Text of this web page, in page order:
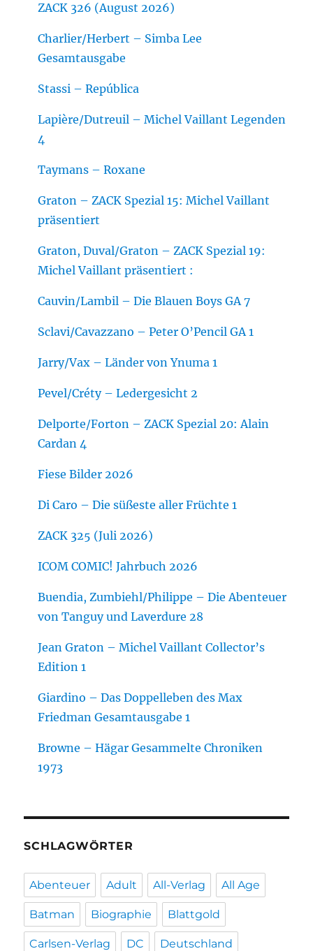
ZACK 326 (August 2026)
Charlier/Herbert – Simba Lee
Gesamtausgabe
Stassi – República
Lapière/Dutreuil – Michel Vaillant Legenden
4
Taymans – Roxane
Graton – ZACK Spezial 15: Michel Vaillant
präsentiert
Graton, Duval/Graton – ZACK Spezial 19:
Michel Vaillant präsentiert :
Cauvin/Lambil – Die Blauen Boys GA 7
Sclavi/Cavazzano – Peter O’Pencil GA 1
Jarry/Vax – Länder von Ynuma 1
Pevel/Créty – Ledergesicht 2
Delporte/Forton – ZACK Spezial 20: Alain
Cardan 4
Fiese Bilder 2026
Di Caro – Die süßeste aller Früchte 1
ZACK 325 (Juli 2026)
ICOM COMIC! Jahrbuch 2026
Buendia, Zumbiehl/Philippe – Die Abenteuer
von Tanguy und Laverdure 28
Jean Graton – Michel Vaillant Collector’s
Edition 1
Giardino – Das Doppelleben des Max
Friedman Gesamtausgabe 1
Browne – Hägar Gesammelte Chroniken
1973
SCHLAGWÖRTER
Abenteuer Adult All-Verlag All Age
Batman Biographie Blattgold
Carlsen-Verlag DC Deutschland